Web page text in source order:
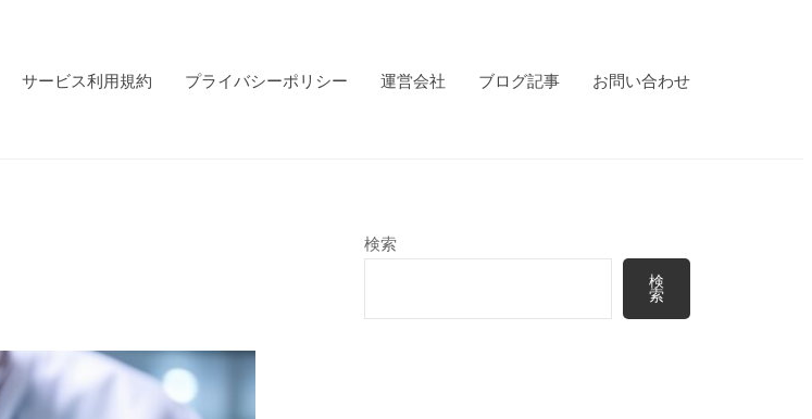
サービス利用規約 プライバシーポリシー 運営会社 ブログ記事 お問い合わせ
検索
検
索